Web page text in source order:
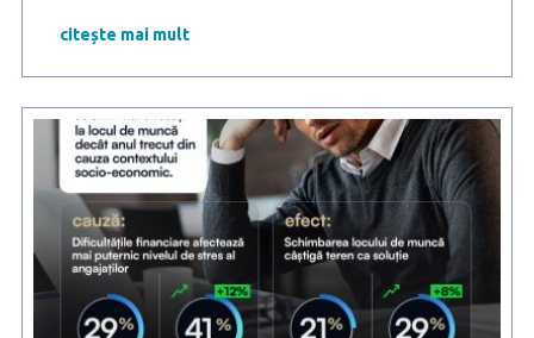
masa
Paște,
iar
6
din
10
români
vor
tăia
din
coșul
citește mai mult